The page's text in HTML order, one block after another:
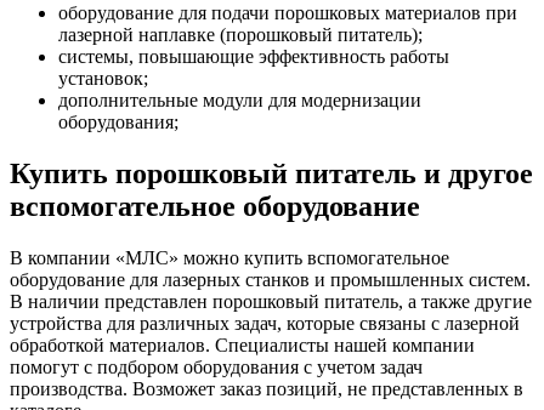
оборудование для подачи порошковых материалов при
лазерной наплавке (порошковый питатель);
системы, повышающие эффективность работы
установок;
дополнительные модули для модернизации
оборудования;
Купить порошковый питатель и другое
вспомогательное оборудование
В компании «МЛС» можно купить вспомогательное
оборудование для лазерных станков и промышленных систем.
В наличии представлен порошковый питатель, а также другие
устройства для различных задач, которые связаны с лазерной
обработкой материалов. Специалисты нашей компании
помогут с подбором оборудования с учетом задач
производства. Возможет заказ позиций, не представленных в